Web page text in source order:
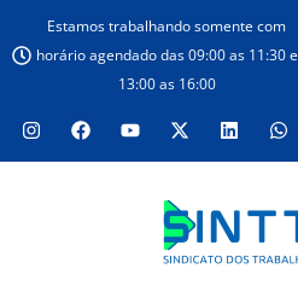
Estamos trabalhando somente com
horário agendado das 09:00 as 11:30 e
13:00 as 16:00